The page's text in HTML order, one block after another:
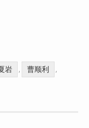
岩 , 曹顺利 ,